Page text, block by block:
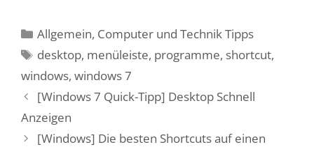
Kategorien
Allgemein, Computer und Technik Tipps
Schlagwörter
desktop, menüleiste, programme, shortcut,
windows, windows 7
[Windows 7 Quick-Tipp] Desktop Schnell
Anzeigen
[Windows] Die besten Shortcuts auf einen